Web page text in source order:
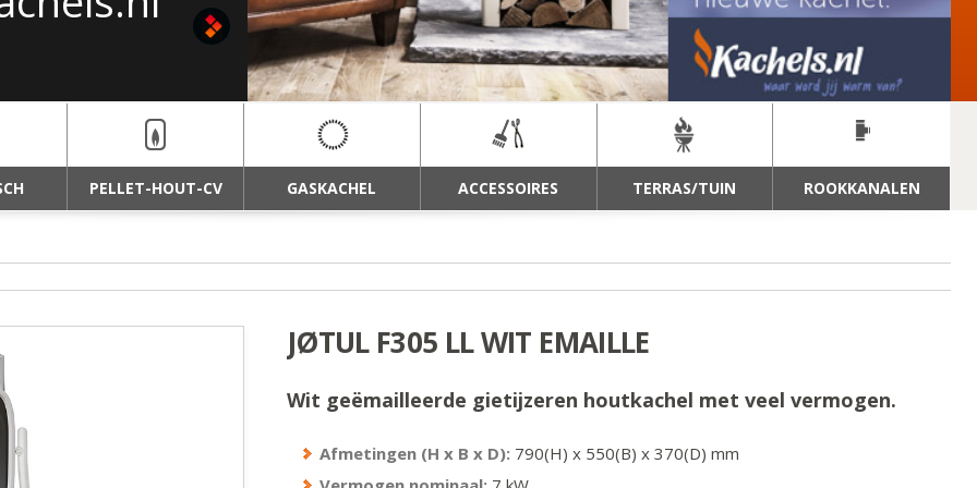
PELLET-HOUT-CV GASKACHEL ACCESSOIRES TERRAS/TUIN ROOKKANALEN
JØTUL F305 LL WIT EMAILLE
Wit geëmailleerde gietijzeren houtkachel met veel vermogen.
Afmetingen (H x B x D): 790(H) x 550(B) x 370(D) mm